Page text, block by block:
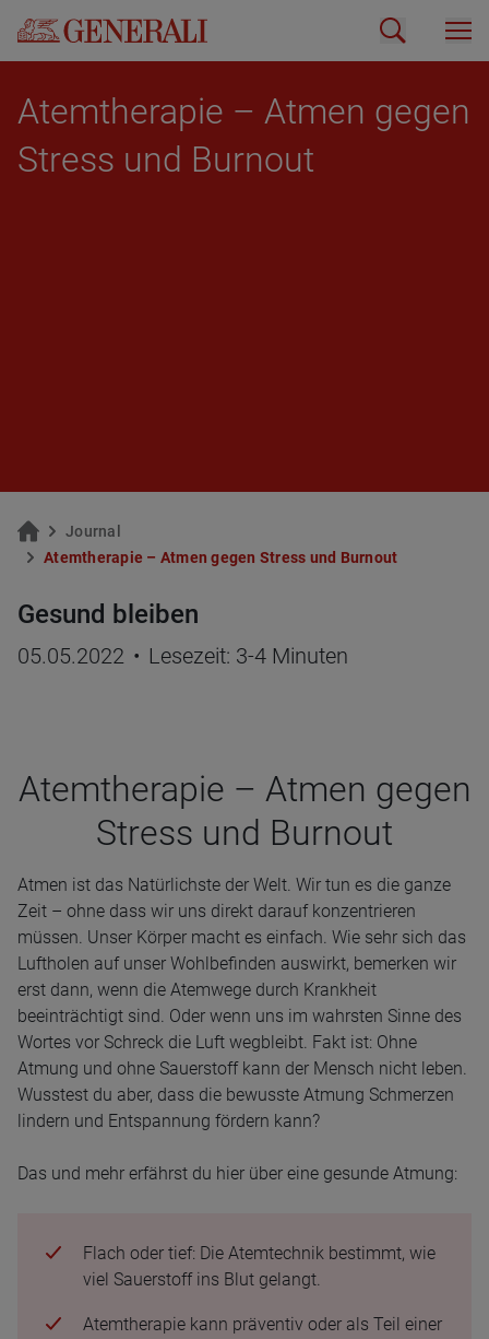
Atem­the­ra­pie – Atmen gegen
Stress und Bur­nout
Jour­nal
Atem­the­ra­pie – Atmen gegen Stress und Bur­nout
Gesund bleiben
05.05.2022 • Lesezeit: 3-4 Minuten
Atem­the­ra­pie – Atmen gegen
Stress und Bur­nout
Atmen ist das Natürlichste der Welt. Wir tun es die ganze
Zeit – ohne dass wir uns direkt darauf konzentrieren
müssen. Unser Körper macht es einfach. Wie sehr sich das
Luftholen auf unser Wohlbefinden auswirkt, bemerken wir
erst dann, wenn die Atemwege durch Krankheit
beeinträchtigt sind. Oder wenn uns im wahrsten Sinne des
Wortes vor Schreck die Luft wegbleibt. Fakt ist: Ohne
Atmung und ohne Sauerstoff kann der Mensch nicht leben.
Wusstest du aber, dass die bewusste Atmung Schmerzen
lindern und Entspannung fördern kann?
Das und mehr erfährst du hier über eine gesunde Atmung:
Flach oder tief: Die Atemtechnik bestimmt, wie
viel Sauerstoff ins Blut gelangt.
Atemtherapie kann präventiv oder als Teil einer